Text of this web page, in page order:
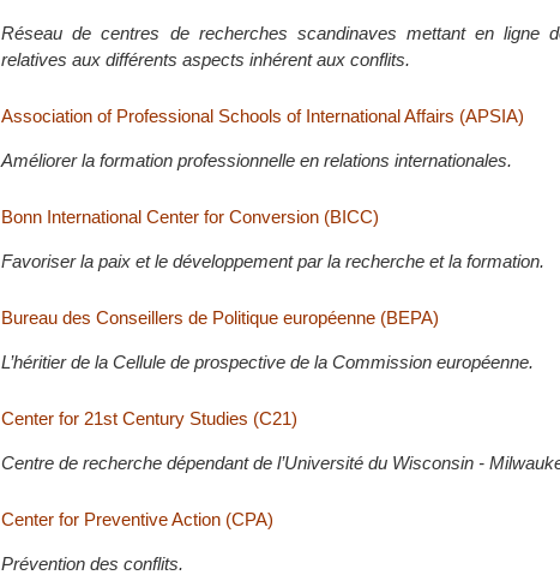
Réseau de centres de recherches scandinaves mettant en ligne
relatives aux différents aspects inhérent aux conflits.
Association of Professional Schools of International Affairs (APSIA)
Améliorer la formation professionnelle en relations internationales.
Bonn International Center for Conversion (BICC)
Favoriser la paix et le développement par la recherche et la formation.
Bureau des Conseillers de Politique européenne (BEPA)
L’héritier de la Cellule de prospective de la Commission européenne.
Center for 21st Century Studies (C21)
Centre de recherche dépendant de l’Université du Wisconsin -
Center for Preventive Action (CPA)
Prévention des conflits.